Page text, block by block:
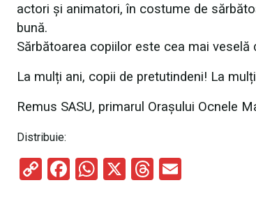
actori și animatori, în costume de
bună.
Sărbătoarea copiilor este cea mai
La mulți ani, copii de pretutindeni! La
Remus SASU, primarul Orașului Ocnele
Distribuie:
C
F
W X
T